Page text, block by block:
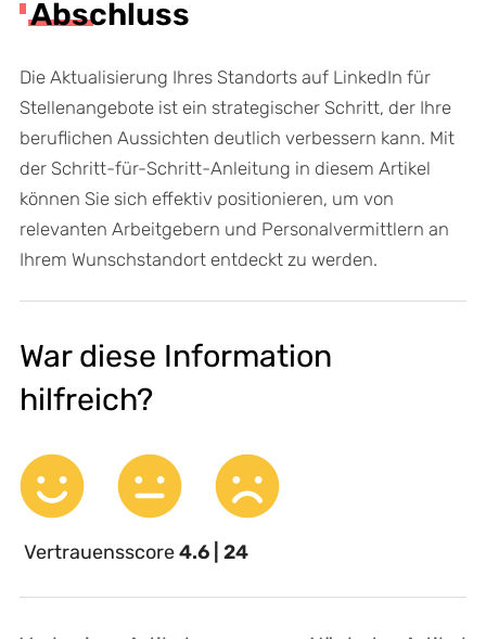
Abschluss
Die Aktualisierung Ihres Standorts auf LinkedIn für
Stellenangebote ist ein strategischer Schritt, der Ihre
beruflichen Aussichten deutlich verbessern kann. Mit
der Schritt-für-Schritt-Anleitung in diesem Artikel
können Sie sich effektiv positionieren, um von
relevanten Arbeitgebern und Personalvermittlern an
Ihrem Wunschstandort entdeckt zu werden.
War diese Information
hilfreich?
Vertrauensscore4.6 | 24